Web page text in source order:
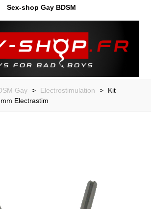
Sex-shop Gay BDSM
Gay > Electrostimulation >
Kit
Electrastim